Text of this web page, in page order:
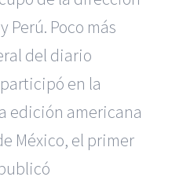
Perú. Poco más
del diario
en la
edición americana
México, el primer